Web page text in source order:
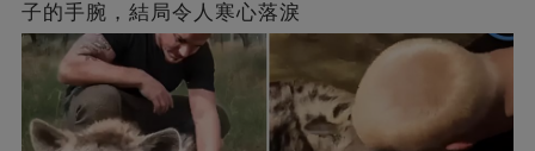
子的手腕，結局令人寒心落淚